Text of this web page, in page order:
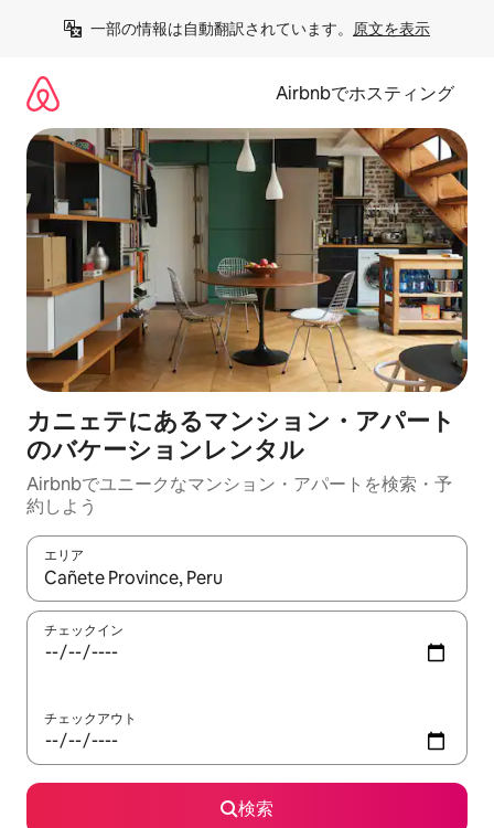
一部の情報は自動翻訳されています。 原文を表示
Airbnbでホスティング
カニェテにあるマンション・アパート
のバケーションレンタル
Airbnbでユニークなマンション・アパートを検索・予
約しよう
エリア
検索結果が表示されたら、上下の矢印キーを使って移動するか
チェックイン
チェックアウト
検索